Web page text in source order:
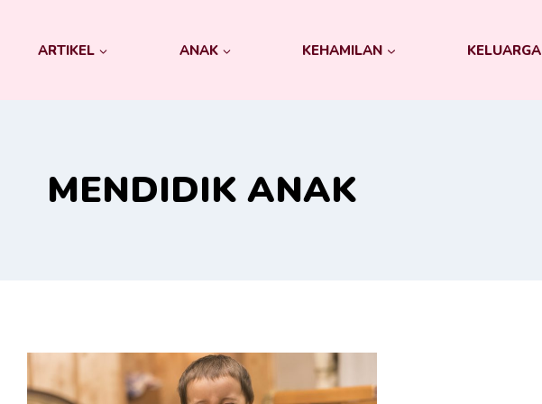
ARTIKEL ANAK KEHAMILAN KELUARGA
MENDIDIK ANAK